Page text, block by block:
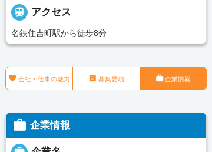
 アクセス
名鉄住吉町駅から徒歩8分
 会社・仕事の魅力  募集要項 企業情報
 企業情報